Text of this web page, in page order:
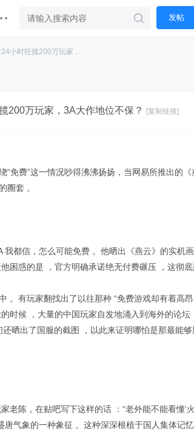
发帖
小时狂揽200万玩家 ...
200万玩家，3A大作地位不保？ [复制链接]
免费”这一情况吵得沸沸扬扬，当网易所推出的
圈套 。
都信，怎么可能免费 。他晒出《燕云》的实机
困惑的是 ，官方明确承诺绝无付费碾压 ，这彻底
。有玩家翻找出了以往那种 “免费游戏却有着高
时候 ，大量的中国玩家自发地涌入到海外的论
晒出了国服的截图 ，以此来证明哪怕是那最能
老陈，在贴吧写下这样的话 ：“老外能不能看懂‘
唐气象的一种象征 。这种深深根植于国人集体记